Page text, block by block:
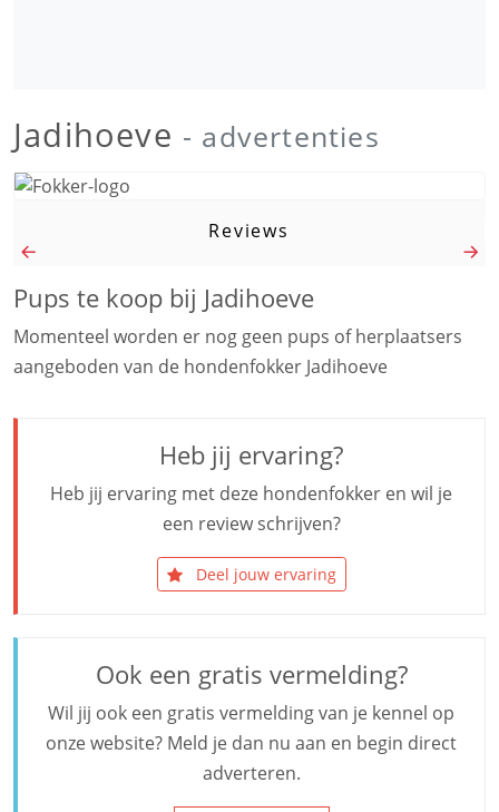
Jadihoeve - advertenties
Reviews
Pups te koop bij Jadihoeve
Momenteel worden er nog geen pups of herplaatsers
aangeboden van de hondenfokker Jadihoeve
Heb jij ervaring?
Heb jij ervaring met deze hondenfokker en wil je
een review schrijven?
Deel jouw ervaring
Ook een gratis vermelding?
Wil jij ook een gratis vermelding van je kennel op
onze website? Meld je dan nu aan en begin direct
adverteren.